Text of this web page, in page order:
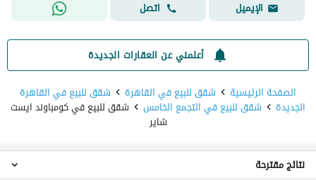
الإيميل
اتصل
أعلمني عن العقارات الجديدة
الصفحة الرئيسية
شقق للبيع في القاهرة شقق للبيع في القاهرة
الجديدة شقق للبيع في التجمع الخامس شقق للبيع في كومباوند ايست
شاير
نتائج مقترحة